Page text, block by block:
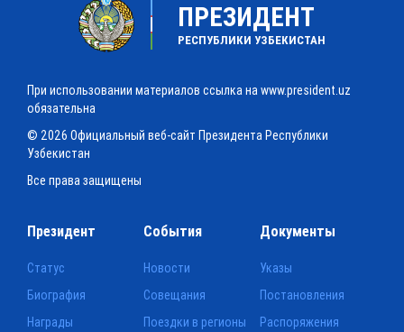
ПРЕЗИДЕНТ
РЕСПУБЛИКИ УЗБЕКИСТАН
При использовании материалов ссылка на www.president.uz
обязательна
© 2026 Официальный веб-сайт Президента Республики
Узбекистан
Все права защищены
Президент
Статус
Биография
Награды
События
Новости
Совещания
Поездки в регионы
Документы
Указы
Постановления
Распоряжения